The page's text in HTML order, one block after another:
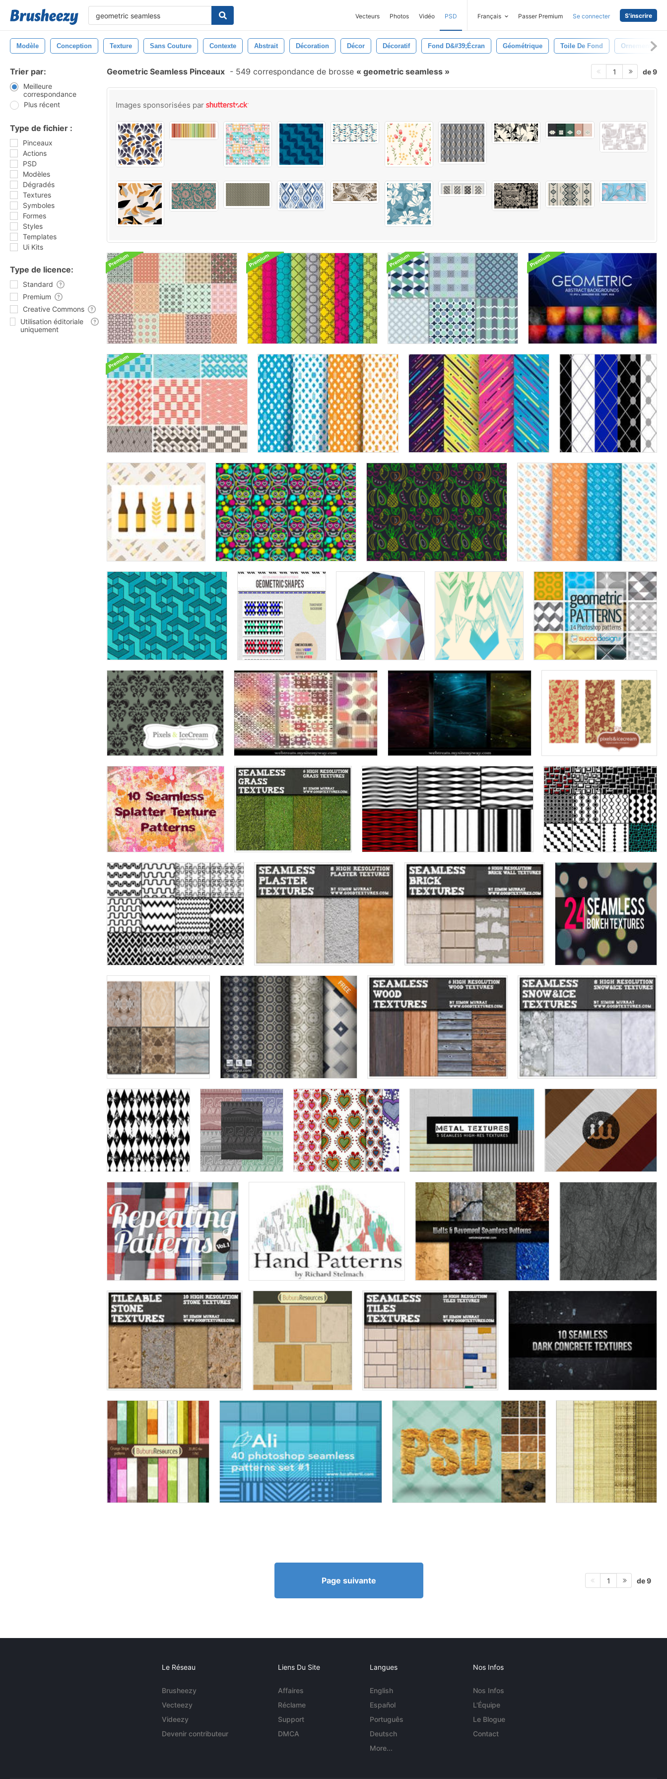
Vecteurs Photos Vidéo PSD Français Passer Premium Se connecter S'inscrire
Modèle Conception Texture Sans Couture Contexte Abstrait Décoration Décor Décoratif Fond D&#39;écran Géométrique Toile De Fond Ornement
Trier par:
Meilleure
correspondance
Plus récent
Type de fichier :
Pinceaux
Actions
PSD
Modèles
Dégradés
Textures
Symboles
Formes
Styles
Templates
Ui Kits
Type de licence:
Standard
Premium
Creative Commons
Utilisation éditoriale
uniquement
Geometric Seamless Pinceaux - 549 correspondance de brosse geometric seamless 1 de 9
Images sponsorisées par
Page suivante 1 de 9
Le Réseau
Brusheezy
Vecteezy
Videezy
Devenir contributeur
Liens Du Site
Affaires
Réclame
Support
DMCA
Langues
English
Español
Português
Deutsch
More...
Nos Infos
Nos Infos
L'Équipe
Le Blogue
Contact